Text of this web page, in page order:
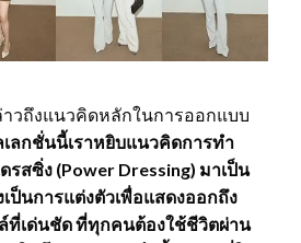
าวถึงแนวคิดหลักในการออกแบบ
เลกชั่นนี้เราหยิบแนวคิดการทำ
รสซิ่ง (Power Dressing) มาเป็น
ป็นการแต่งตัวเพื่อแสดงออกถึง
ที่เด่นชัด ที่ทุกคนต้องใช้ชีวิตผ่าน